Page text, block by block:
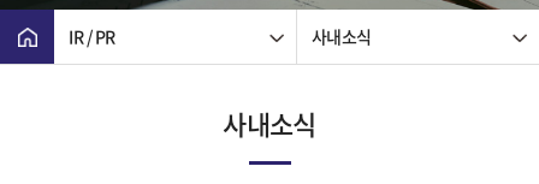
IR / PR 사내소식
사내소식